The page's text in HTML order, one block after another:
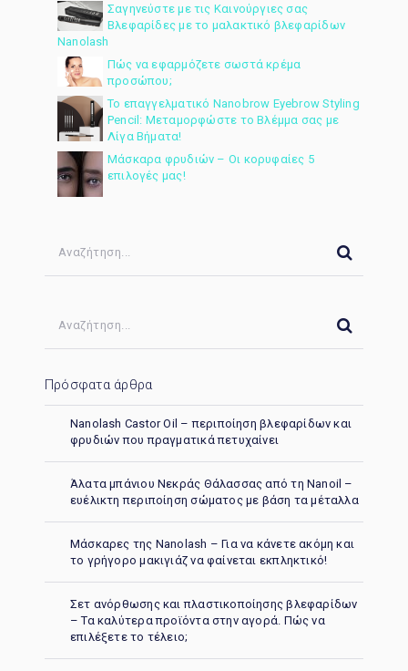
Σαγηνεύστε με τις Καινούργιες σας
Βλεφαρίδες με το μαλακτικό βλεφαρίδων
Nanolash
Πώς να εφαρμόζετε σωστά κρέμα
προσώπου;
Το επαγγελματικό Nanobrow Eyebrow Styling
Pencil: Μεταμορφώστε το Βλέμμα σας με
Λίγα Βήματα!
Μάσκαρα φρυδιών – Οι κορυφαίες 5
επιλογές μας!
Πρόσφατα άρθρα
Nanolash Castor Oil – περιποίηση βλεφαρίδων και
φρυδιών που πραγματικά πετυχαίνει
Άλατα μπάνιου Νεκράς Θάλασσας από τη Nanoil –
ευέλικτη περιποίηση σώματος με βάση τα μέταλλα
Μάσκαρες της Nanolash – Για να κάνετε ακόμη και
το γρήγορο μακιγιάζ να φαίνεται εκπληκτικό!
Σετ ανόρθωσης και πλαστικοποίησης βλεφαρίδων
– Τα καλύτερα προϊόντα στην αγορά. Πώς να
επιλέξετε το τέλειο;